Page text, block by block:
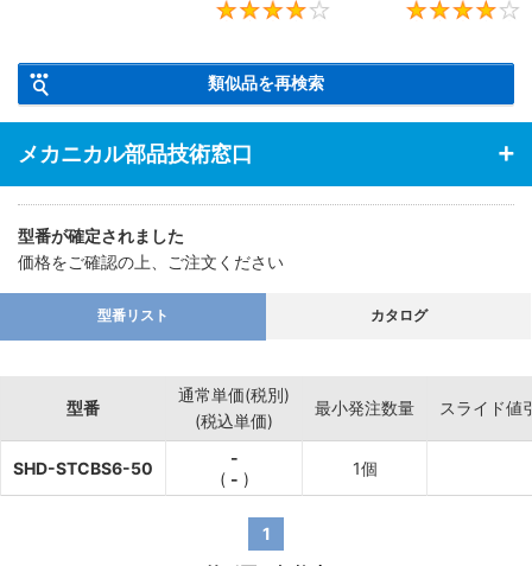
【特徴】位置決めの際の微調整が可能です。また先端に焼入が入っ
ているため、磨耗に強いです。
4.3
類似品を再検索
メカニカル部品技術窓口
型番が確定されました
価格をご確認の上、ご注文ください
型番リスト カタログ
型番
通常単価(税別)
(税込単価)
最小発注数量 スライド値
SHD-STCBS6-50
-
( - )
1個
1